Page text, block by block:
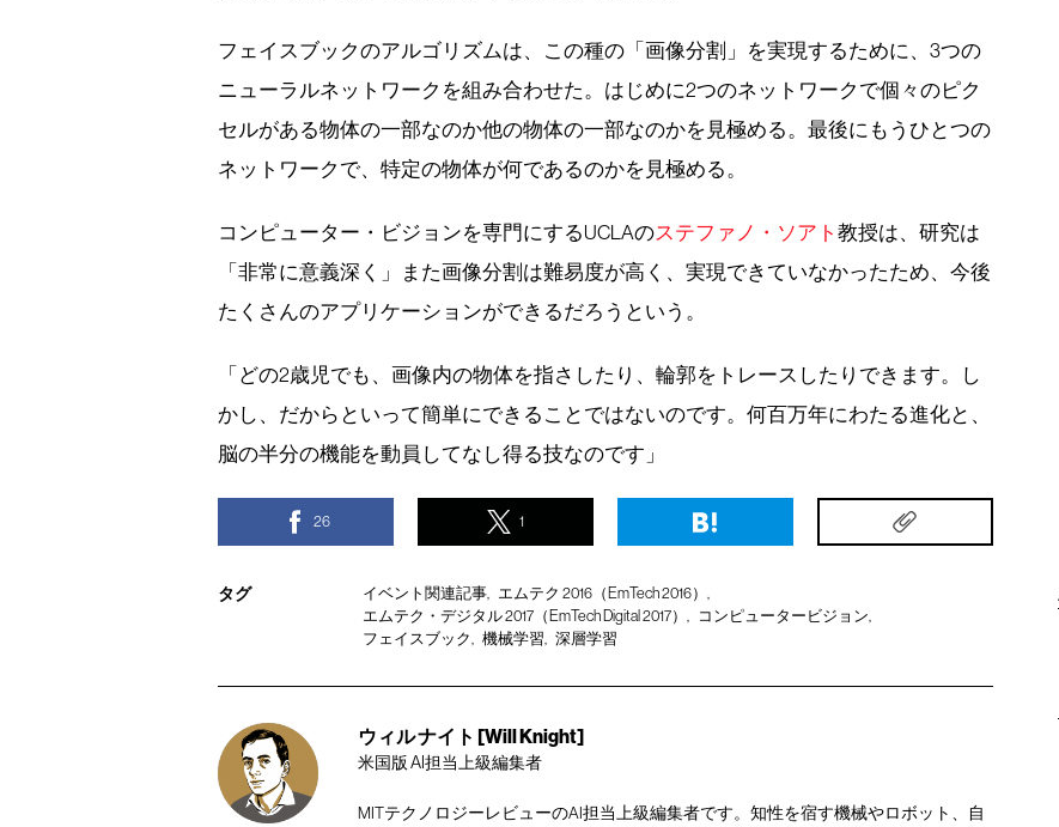
フェイスブックのアルゴリズムは、この種の「画像分割」を実現するために、3つの
ニューラルネットワークを組み合わせた。はじめに2つのネットワークで個々のピク
セルがある物体の一部なのか他の物体の一部なのかを見極める。最後にもうひとつの
ネットワークで、特定の物体が何であるのかを見極める。
コンピューター・ビジョンを専門にするUCLAのステファノ・ソアト 教授は、研究は
「非常に意義深く」また画像分割は難易度が高く、実現できていなかったため、今後
たくさんのアプリケーションができるだろうという。
「どの2歳児でも、画像内の物体を指さしたり、輪郭をトレースしたりできます。し
かし、だからといって簡単にできることではないのです。何百万年にわたる進化と、
脳の半分の機能を動員してなし得る技なのです」
26 1
タグ イベント関連記事
エムテク 2016（EmTech 2016）
エムテク・デジタル 2017（EmTech Digital 2017）
コンピュータービジョン
フェイスブック
機械学習 深層学習
ウィル ナイト [Will Knight]
米国版 AI担当上級編集者
MITテクノロジーレビューのAI担当上級編集者です。知性を宿す機械やロボット、自